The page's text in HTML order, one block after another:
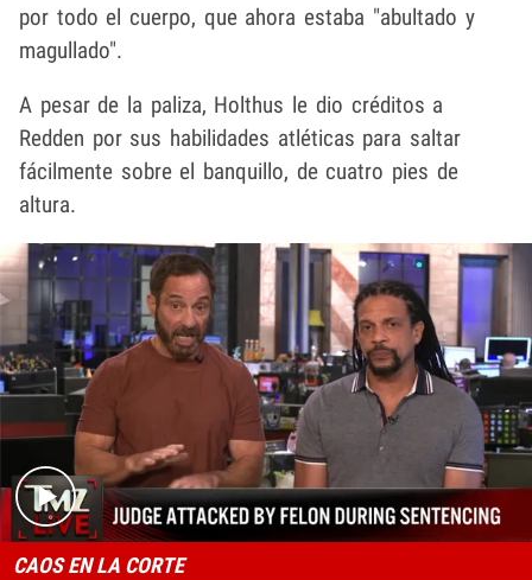
por todo el cuerpo, que ahora estaba "abultado y
magullado".
A pesar de la paliza, Holthus le dio créditos a
Redden por sus habilidades atléticas para saltar
fácilmente sobre el banquillo, de cuatro pies de
altura.
Play video content
CAOS EN LA CORTE